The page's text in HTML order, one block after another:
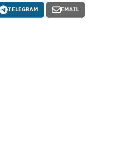
TELEGRAM EMAIL